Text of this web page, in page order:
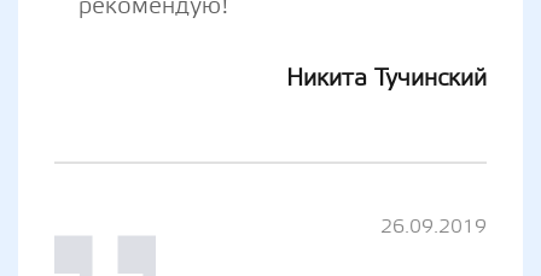
Никита Тучинский
26.09.2019